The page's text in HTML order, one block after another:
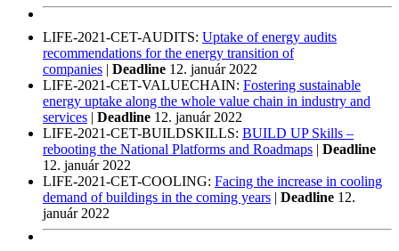
LIFE-2021-CET-AUDITS: Uptake of energy audits
recommendations for the energy transition of
companies | Deadline 12. január 2022
LIFE-2021-CET-VALUECHAIN: Fostering sustainable
energy uptake along the whole value chain in industry and
services | Deadline 12. január 2022
LIFE-2021-CET-BUILDSKILLS: BUILD UP Skills –
rebooting the National Platforms and Roadmaps | Deadline
12. január 2022
LIFE-2021-CET-COOLING: Facing the increase in cooling
demand of buildings in the coming years | Deadline 12.
január 2022